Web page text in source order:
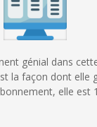
génial dans
la façon dont elle
elle est